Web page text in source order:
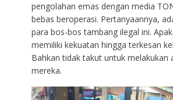
pengolahan emas dengan media
bebas beroperasi. Pertanyaannya,
para bos-bos tambang ilegal ini.
memiliki kekuatan hingga terkesan
Bahkan tidak takut untuk melakukan
mereka.